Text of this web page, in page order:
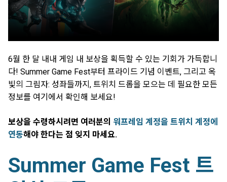
6월 한 달 내내 게임 내 보상을 획득할 수 있는 기회가 가득합니
다! Summer Game Fest부터 프라이드 기념 이벤트, 그리고 옥
빛의 그림자: 성좌들까지, 트위치 드롭을 모으는 데 필요한 모든
정보를 여기에서 확인해 보세요!
보상을 수령하시려면 여러분의 워프레임 계정을 트위치 계정에
연동해야 한다는 점 잊지 마세요.
Summer Game Fest 트